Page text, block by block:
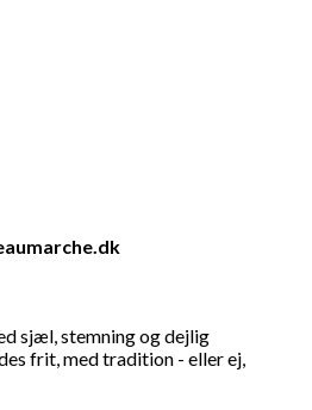
sjæl, stemning og dejlig
frit, med tradition - eller ej,